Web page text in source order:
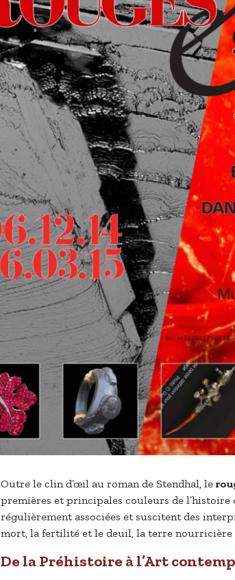
Outre le clin d’œil au roman de Stendhal, le
premières et principales couleurs de l’histoire
régulièrement associées et suscitent des
mort, la fertilité et le deuil, la terre nourricière
De la Préhistoire à l’Art